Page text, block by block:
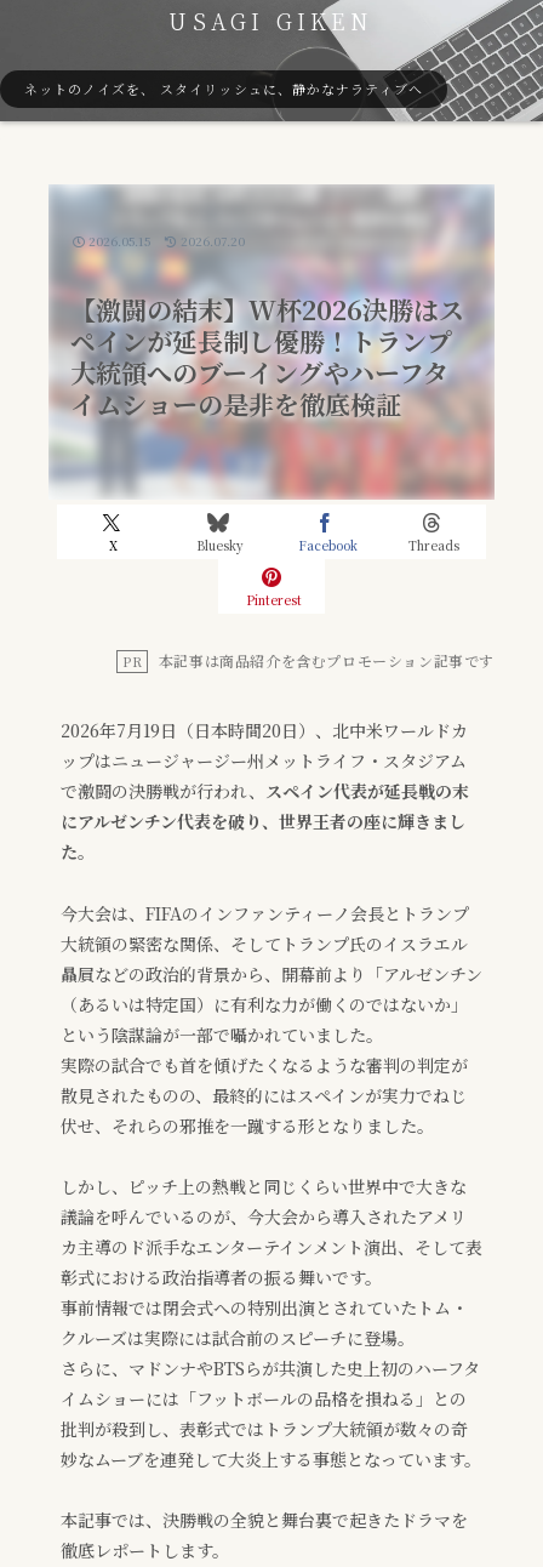
USAGI GIKEN
ネットのノイズを、 スタイリッシュに、静かなナラティブへ
【激闘の結末】W杯2026決勝はス
ペインが延長制し優勝！トランプ
大統領へのブーイングやハーフタ
イムショーの是非を徹底検証
X Bluesky Facebook Threads
Pinterest
2026.05.15 2026.07.20
PR 本記事は商品紹介を含むプロモーション記事です
2026年7月19日（日本時間20日）、北中米ワールドカ
ップはニュージャージー州メットライフ・スタジアム
で激闘の決勝戦が行われ、 スペイン代表が延長戦の末
にアルゼンチン代表を破り、世界王者の座に輝きまし
た。
今大会は、FIFAのインファンティーノ会長とトランプ
大統領の緊密な関係、そしてトランプ氏のイスラエル
贔屓などの政治的背景から、開幕前より「アルゼンチン
（あるいは特定国）に有利な力が働くのではないか」
という陰謀論が一部で囁かれていました。
実際の試合でも首を傾げたくなるような審判の判定が
散見されたものの、最終的にはスペインが実力でねじ
伏せ、それらの邪推を一蹴する形となりました。
しかし、ピッチ上の熱戦と同じくらい世界中で大きな
議論を呼んでいるのが、今大会から導入されたアメリ
カ主導のド派手なエンターテインメント演出、そして表
彰式における政治指導者の振る舞いです。
事前情報では閉会式への特別出演とされていたトム・
クルーズは実際には試合前のスピーチに登場。
さらに、マドンナやBTSらが共演した史上初のハーフタ
イムショーには「フットボールの品格を損ねる」との
批判が殺到し、表彰式ではトランプ大統領が数々の奇
妙なムーブを連発して大炎上する事態となっています。
本記事では、決勝戦の全貌と舞台裏で起きたドラマを
徹底レポートします。